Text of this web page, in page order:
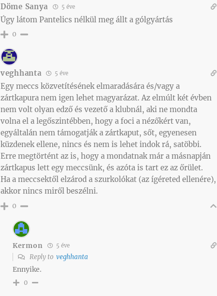
Döme Sanya 5 éve
Úgy látom Pantelics nélkül meg állt a gólgyártás
0
veghhanta 5 éve
Egy meccs közvetítésének elmaradására és/vagy a
zártkapura nem igen lehet magyarázat. Az elmúlt két évben
nem volt olyan edző és vezető a klubnál, aki ne mondta
volna el a legőszintébben, hogy a foci a nézőkért van,
egyáltalán nem támogatják a zártkaput, sőt, egyenesen
küzdenek ellene, nincs és nem is lehet indok rá, satöbbi.
Erre megtörtént az is, hogy a mondatnak már a másnapján
zártkapus lett egy meccsünk, és azóta is tart ez az őrület.
Ha a meccsektől elzárod a szurkolókat (az ígéreted ellenére),
akkor nincs miről beszélni.
0
Kermon 5 éve
Reply to veghhanta
Ennyike.
0